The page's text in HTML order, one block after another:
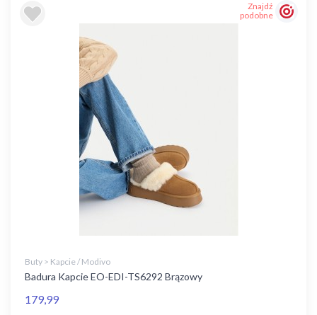
Znajdź
podobne
Buty > Kapcie / Modivo
Badura Kapcie EO-EDI-TS6292 Brązowy
179,99